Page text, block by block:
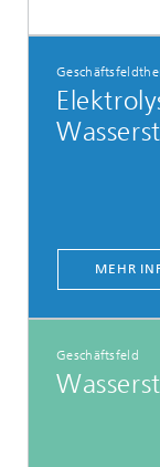
MEHR
Geschäftsfeld